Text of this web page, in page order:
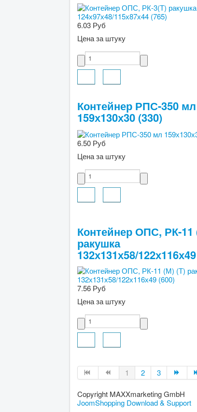
6.03 Руб
Цена за штуку
Контейнер РПС-350 мл
159х130х30 (330)
6.50 Руб
Цена за штуку
Контейнер ОПС, РК-11
ракушка
132х131х58/
7.56 Руб
Цена за штуку
1 2 3
Copyright MAXXmarketing GmbH
JoomShopping Download & Support